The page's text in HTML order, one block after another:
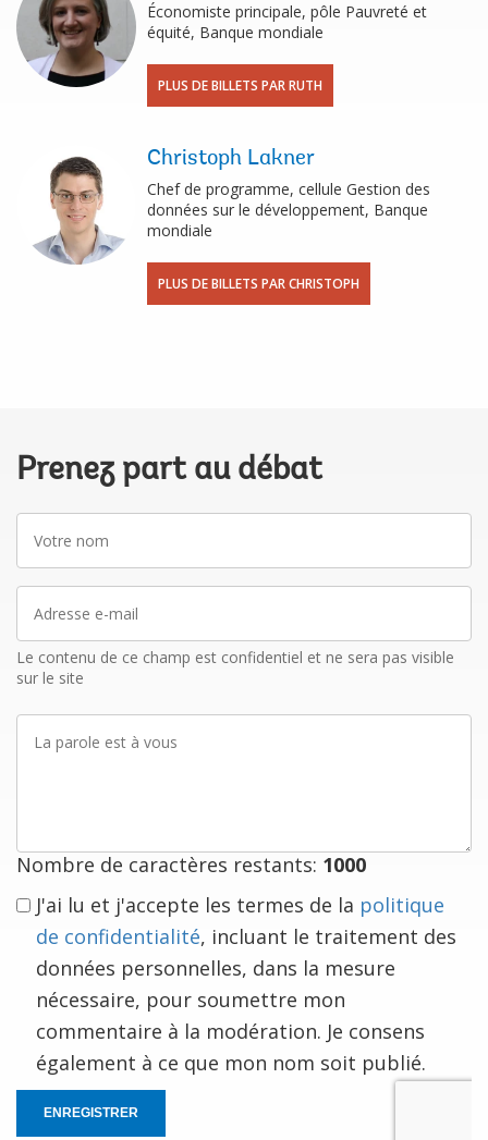
Économiste principale, pôle Pauvreté et
équité, Banque mondiale
PLUS DE BILLETS PAR RUTH
Christoph Lakner
Chef de programme, cellule Gestion des
données sur le développement, Banque
mondiale
PLUS DE BILLETS PAR CHRISTOPH
Prenez part au débat
nom
mail
Le contenu de ce champ est confidentiel et ne sera pas visible
sur le site
parole
Nombre de caractères restants: 1000
J'ai lu et j'accepte les termes de la politique
de confidentialité, incluant le traitement des
données personnelles, dans la mesure
nécessaire, pour soumettre mon
commentaire à la modération. Je consens
également à ce que mon nom soit publié.
ENREGISTRER